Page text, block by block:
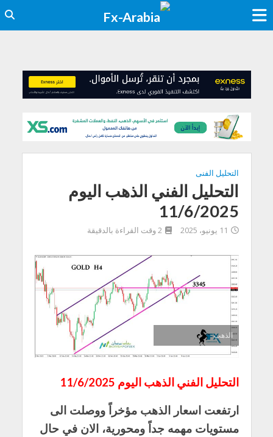
التحليل الفنى
التحليل الفني الذهب اليوم
11/6/2025
11 يونيو، 2025 2 وقت القراءة بالدقيقة
الذهب
التحليل الفني الذهب اليوم 11/6/2025
ارتفعت اسعار الذهب مؤخراً ووصلت الى
مستويات مهمه جداً ومحورية، الان في حال